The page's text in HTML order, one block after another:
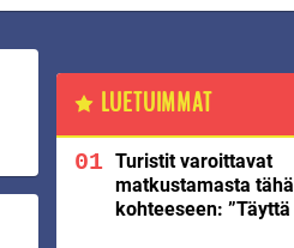
LUETUIMMAT
Turistit varoittavat
matkustamasta
kohteeseen: